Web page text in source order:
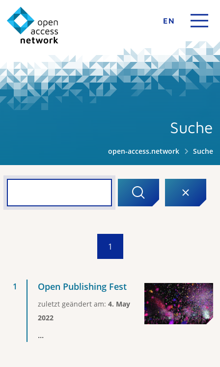
EN
Suche
open-access.network Suche
1
Open Publishing Fest
zuletzt geändert am: 4. May
2022
...